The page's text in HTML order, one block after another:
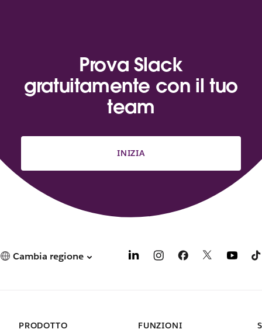
Prova Slack
gratuitamente con il tuo
team
INIZIA
Cambia regione
PRODOTTO
FUNZIONI